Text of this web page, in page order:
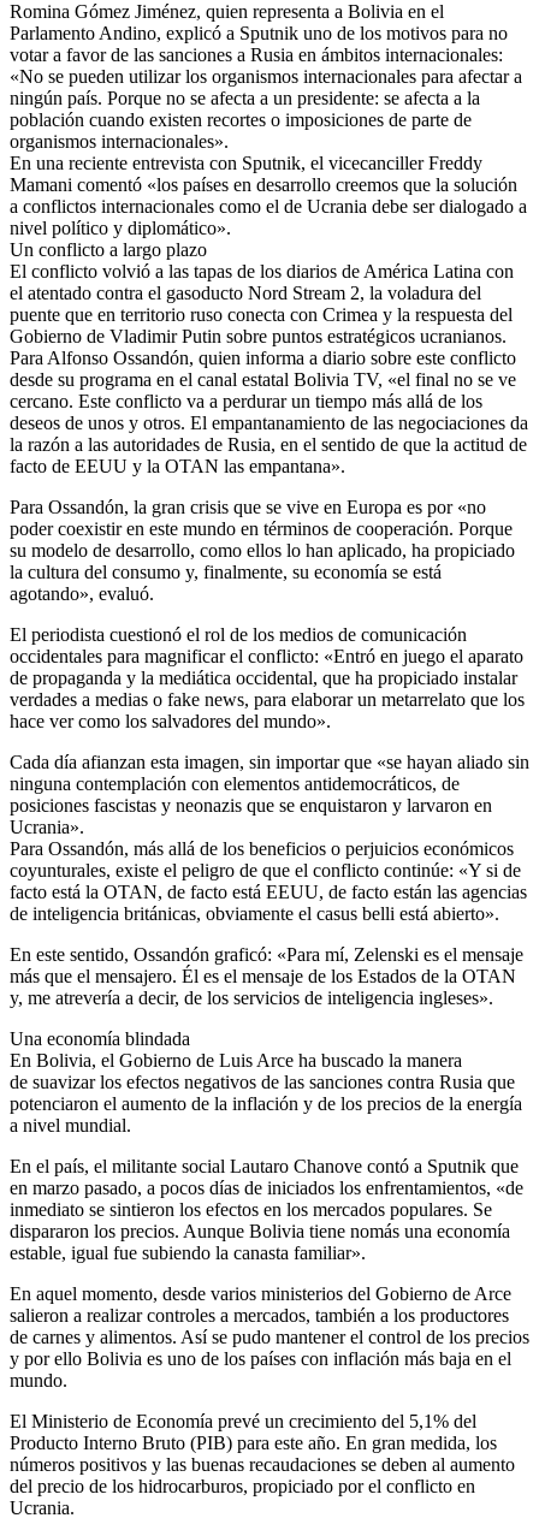
Romina Gómez Jiménez, quien representa a Bolivia en el
Parlamento Andino, explicó a Sputnik uno de los motivos para no
votar a favor de las sanciones a Rusia en ámbitos internacionales:
«No se pueden utilizar los organismos internacionales para afectar a
ningún país. Porque no se afecta a un presidente: se afecta a la
población cuando existen recortes o imposiciones de parte de
organismos internacionales».
En una reciente entrevista con Sputnik, el vicecanciller Freddy
Mamani comentó «los países en desarrollo creemos que la solución
a conflictos internacionales como el de Ucrania debe ser dialogado a
nivel político y diplomático».
Un conflicto a largo plazo
El conflicto volvió a las tapas de los diarios de América Latina con
el atentado contra el gasoducto Nord Stream 2, la voladura del
puente que en territorio ruso conecta con Crimea y la respuesta del
Gobierno de Vladimir Putin sobre puntos estratégicos ucranianos.
Para Alfonso Ossandón, quien informa a diario sobre este conflicto
desde su programa en el canal estatal Bolivia TV, «el final no se ve
cercano. Este conflicto va a perdurar un tiempo más allá de los
deseos de unos y otros. El empantanamiento de las negociaciones da
la razón a las autoridades de Rusia, en el sentido de que la actitud de
facto de EEUU y la OTAN las empantana».
Para Ossandón, la gran crisis que se vive en Europa es por «no
poder coexistir en este mundo en términos de cooperación. Porque
su modelo de desarrollo, como ellos lo han aplicado, ha propiciado
la cultura del consumo y, finalmente, su economía se está
agotando», evaluó.
El periodista cuestionó el rol de los medios de comunicación
occidentales para magnificar el conflicto: «Entró en juego el aparato
de propaganda y la mediática occidental, que ha propiciado instalar
verdades a medias o fake news, para elaborar un metarrelato que los
hace ver como los salvadores del mundo».
Cada día afianzan esta imagen, sin importar que «se hayan aliado sin
ninguna contemplación con elementos antidemocráticos, de
posiciones fascistas y neonazis que se enquistaron y larvaron en
Ucrania».
Para Ossandón, más allá de los beneficios o perjuicios económicos
coyunturales, existe el peligro de que el conflicto continúe: «Y si de
facto está la OTAN, de facto está EEUU, de facto están las agencias
de inteligencia británicas, obviamente el casus belli está abierto».
En este sentido, Ossandón graficó: «Para mí, Zelenski es el mensaje
más que el mensajero. Él es el mensaje de los Estados de la OTAN
y, me atrevería a decir, de los servicios de inteligencia ingleses».
Una economía blindada
En Bolivia, el Gobierno de Luis Arce ha buscado la manera
de suavizar los efectos negativos de las sanciones contra Rusia que
potenciaron el aumento de la inflación y de los precios de la energía
a nivel mundial.
En el país, el militante social Lautaro Chanove contó a Sputnik que
en marzo pasado, a pocos días de iniciados los enfrentamientos, «de
inmediato se sintieron los efectos en los mercados populares. Se
dispararon los precios. Aunque Bolivia tiene nomás una economía
estable, igual fue subiendo la canasta familiar».
En aquel momento, desde varios ministerios del Gobierno de Arce
salieron a realizar controles a mercados, también a los productores
de carnes y alimentos. Así se pudo mantener el control de los precios
y por ello Bolivia es uno de los países con inflación más baja en el
mundo.
El Ministerio de Economía prevé un crecimiento del 5,1% del
Producto Interno Bruto (PIB) para este año. En gran medida, los
números positivos y las buenas recaudaciones se deben al aumento
del precio de los hidrocarburos, propiciado por el conflicto en
Ucrania.